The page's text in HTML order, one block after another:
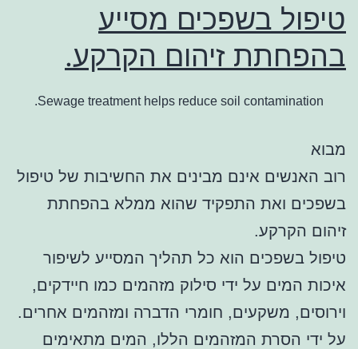
טיפול בשפכים מסייע
בהפחתת זיהום הקרקע.
Sewage treatment helps reduce soil contamination.
מבוא
רוב האנשים אינם מבינים את החשיבות של טיפול
בשפכים ואת התפקיד שהוא ממלא בהפחתת
זיהום הקרקע.
טיפול בשפכים הוא כל תהליך המסייע לשיפור
איכות המים על ידי סילוק מזהמים כמו חיידקים,
וירוסים, משקעים, חומרי הדברה ומזהמים אחרים.
על ידי הסרת המזהמים הללו, המים מתאימים